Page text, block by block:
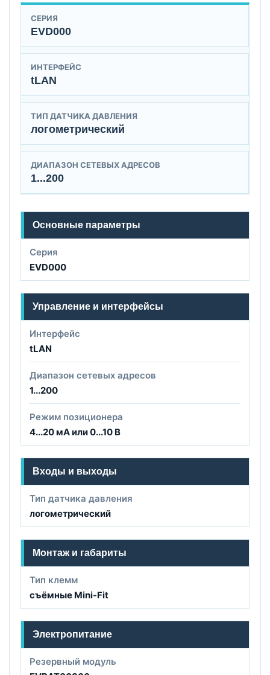
СЕРИЯ
EVD000
ИНТЕРФЕЙС
tLAN
ТИП ДАТЧИКА ДАВЛЕНИЯ
логометрический
ДИАПАЗОН СЕТЕВЫХ АДРЕСОВ
1...200
Основные параметры
Серия
EVD000
Управление и интерфейсы
Интерфейс
tLAN
Диапазон сетевых адресов
1...200
Режим позиционера
4...20 мА или 0...10 В
Входы и выходы
Тип датчика давления
логометрический
Монтаж и габариты
Тип клемм
съёмные Mini-Fit
Электропитание
Резервный модуль